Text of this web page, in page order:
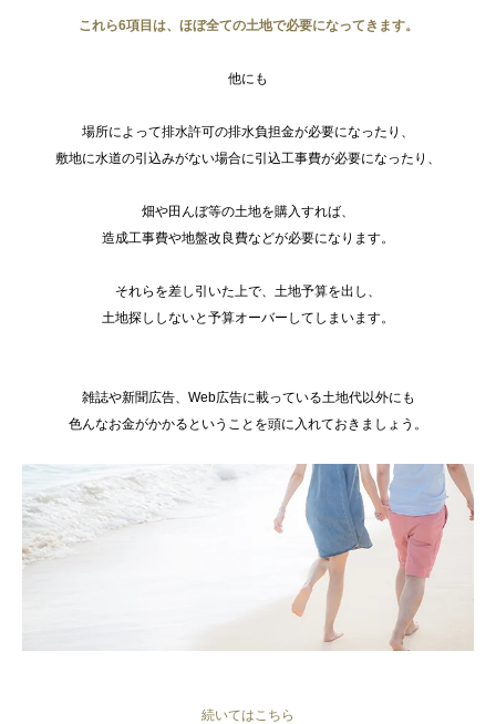
これら6項目は、ほぼ全ての土地で必要になってきます。
他にも
場所によって排水許可の排水負担金が必要になったり、
敷地に水道の引込みがない場合に引込工事費が必要になったり、
畑や田んぼ等の土地を購入すれば、
造成工事費や地盤改良費などが必要になります。
それらを差し引いた上で、土地予算を出し、
土地探ししないと予算オーバーしてしまいます。
雑誌や新聞広告、Web広告に載っている土地代以外にも
色んなお金がかかるということを頭に入れておきましょう。
続いてはこちら